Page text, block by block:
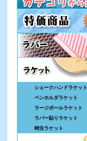
シェークハンドラケット
ペンホルダラケット
ラージボールラケット
ラバー貼りラケット
特注ラケット